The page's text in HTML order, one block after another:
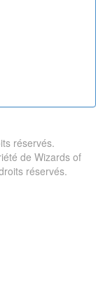
réservés.
de Wizards of
réservés.